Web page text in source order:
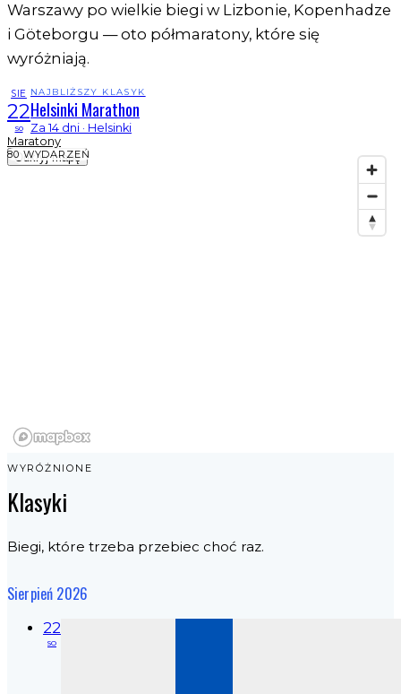
Warszawy po wielkie biegi w Lizbonie, Kopenhadze
i Göteborgu — oto półmaratony, które się
wyróżniają.
SIE
22
so
NAJBLIŻSZY KLASYK
Helsinki Marathon
Za 14 dni · Helsinki
Maratony
80 WYDARZEŃ
Odkryj mapę
WYRÓŻNIONE
Klasyki
Biegi, które trzeba przebiec choć raz.
Sierpień 2026
22
so